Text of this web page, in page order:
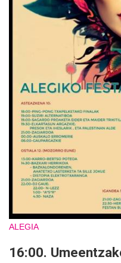
ALEGIA
16:00.